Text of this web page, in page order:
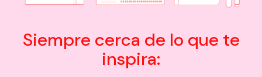
Siempre cerca de lo que te
inspira: